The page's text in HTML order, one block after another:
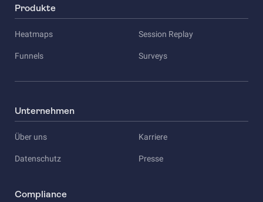
Produkte
Heatmaps Session Replay
Funnels Surveys
Unternehmen
Über uns Karriere
Datenschutz Presse
Compliance